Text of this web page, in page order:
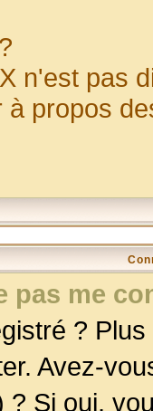
n'est pas
propos
pas me
?
Avez-
? Si oui,